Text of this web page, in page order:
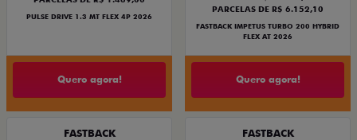
PULSE DRIVE 1.3 MT FLEX 4P 2026
Quero agora!
PARCELAS DE R$ 6.152,10
FASTBACK IMPETUS TURBO 200 HYBRID
FLEX AT 2026
Quero agora!
FASTBACK FASTBACK